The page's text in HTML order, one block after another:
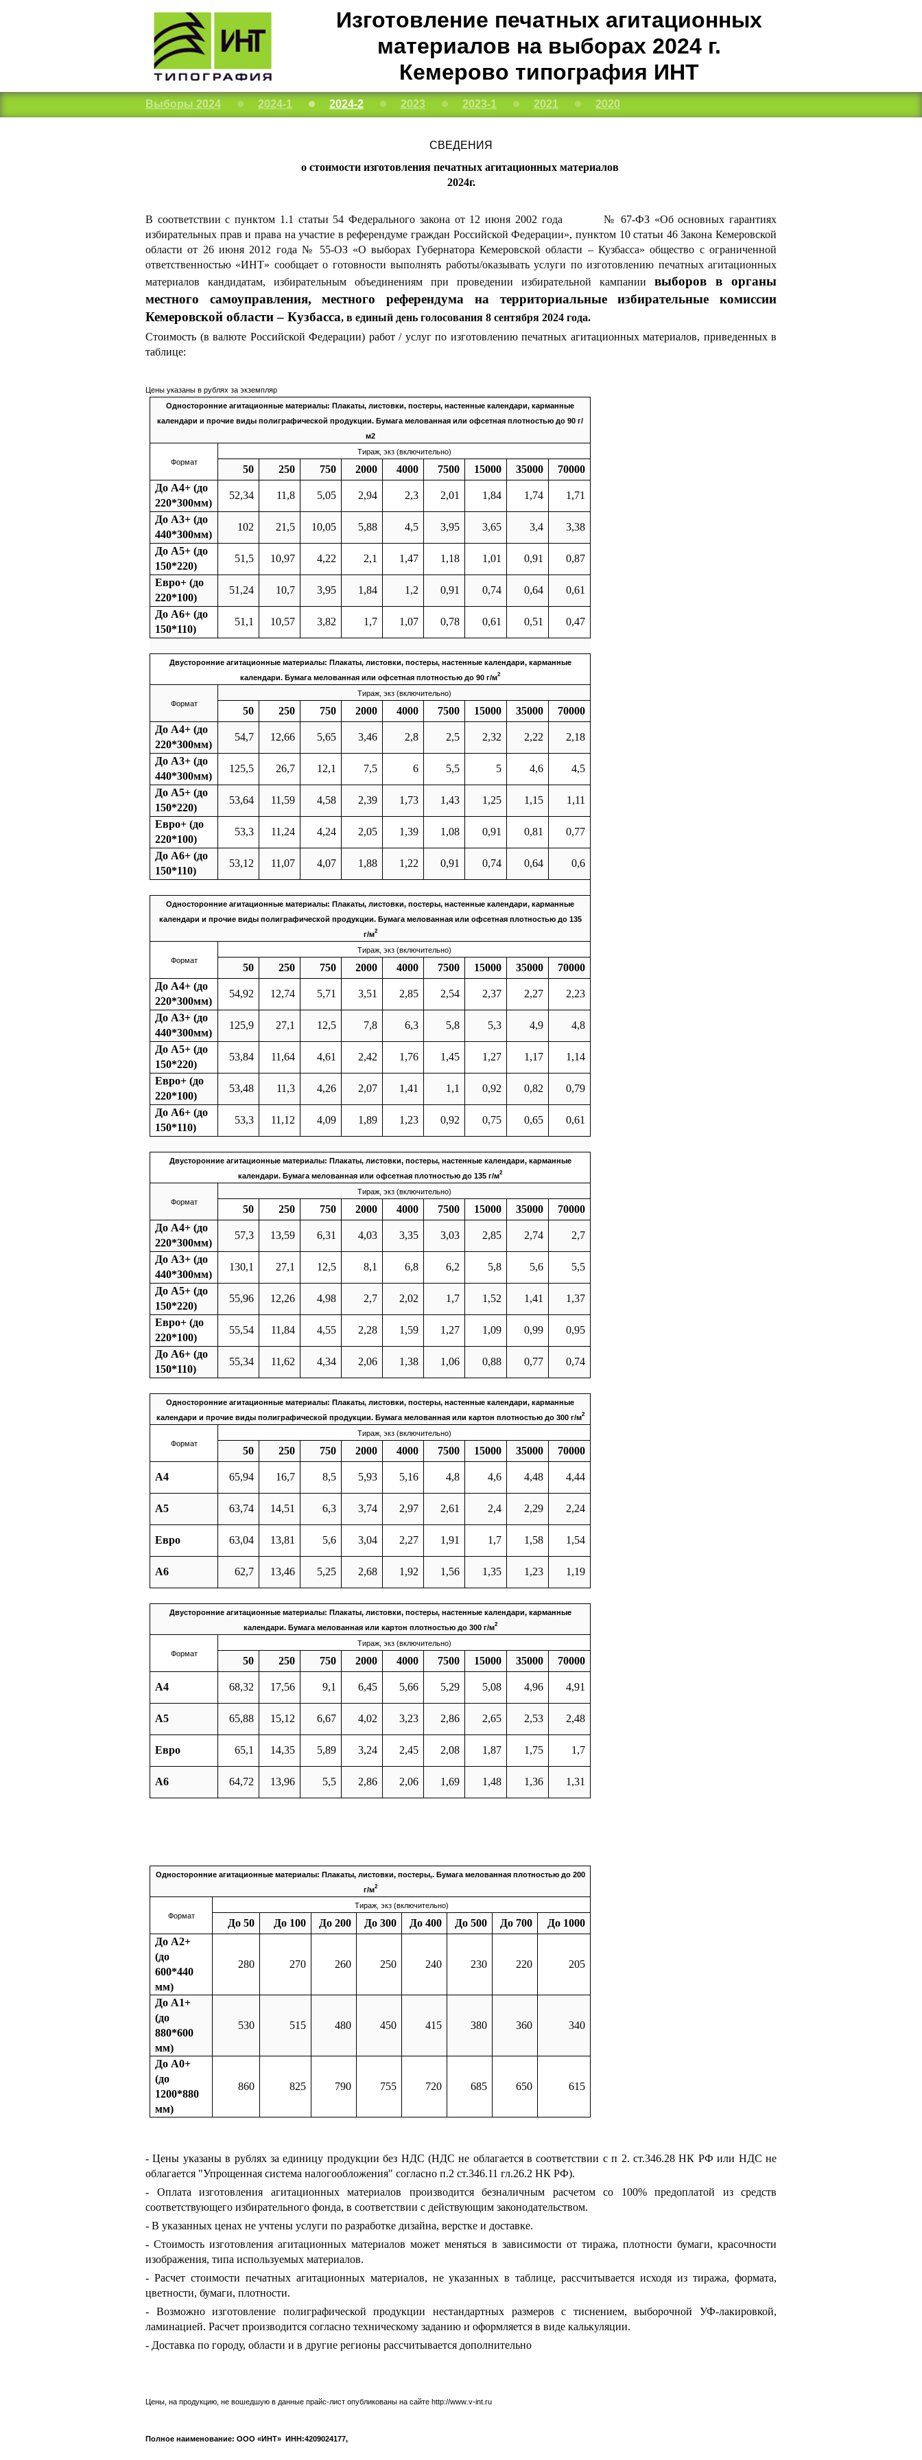
Изготовление печатных агитационных
материалов на выборах 2024 г.
Кемерово типография ИНТ
Выборы 2024 2024-1 2024-2 2023 2023-1 2021 2020
СВЕДЕНИЯ
о стоимости изготовления печатных агитационных материалов
2024г.
В соответствии с пунктом 1.1 статьи 54 Федерального закона от 12 июня 2002 года № 67-ФЗ «Об основных гарантиях
избирательных прав и права на участие в референдуме граждан Российской Федерации», пунктом 10 статьи 46 Закона Кемеровской
области от 26 июня 2012 года № 55-ОЗ «О выборах Губернатора Кемеровской области – Кузбасса» общество с ограниченной
ответственностью «ИНТ» сообщает о готовности выполнять работы/оказывать услуги по изготовлению печатных агитационных
материалов кандидатам, избирательным объединениям при проведении избирательной кампании выборов в органы
местного самоуправления, местного референдума на территориальные избирательные комиссии
Кемеровской области – Кузбасса, в единый день голосования 8 сентября 2024 года.
Стоимость (в валюте Российской Федерации) работ / услуг по изготовлению печатных агитационных материалов, приведенных в
таблице:
Цены указаны в рублях за экземпляр
Односторонние агитационные материалы: Плакаты, листовки, постеры, настенные календари, карманные
календари и прочие виды полиграфической продукции. Бумага мелованная или офсетная плотностью до 90 г/
м2
Формат
Тираж, экз (включительно)
50 250 750 2000 4000 7500 15000 35000
70000
До А4+ (до
220*300мм)
52,34 11,8 5,05 2,94 2,3 2,01 1,84 1,74 1,71
До А3+ (до
440*300мм)
102 21,5 10,05 5,88 4,5 3,95 3,65 3,4 3,38
До А5+ (до
150*220)
51,5 10,97 4,22 2,1 1,47 1,18 1,01 0,91 0,87
Евро+ (до
220*100)
51,24 10,7 3,95 1,84 1,2 0,91 0,74 0,64 0,61
До А6+ (до
150*110)
51,1 10,57 3,82 1,7 1,07 0,78 0,61 0,51 0,47
Двусторонние агитационные материалы: Плакаты, листовки, постеры, настенные календари, карманные
календари. Бумага мелованная или офсетная плотностью до 90 г/м2
Формат
Тираж, экз (включительно)
50 250 750 2000 4000 7500 15000 35000
70000
До А4+ (до
220*300мм)
54,7 12,66 5,65 3,46 2,8 2,5 2,32 2,22 2,18
До А3+ (до
440*300мм)
125,5 26,7 12,1 7,5 6 5,5 5 4,6 4,5
До А5+ (до
150*220)
53,64 11,59 4,58 2,39 1,73 1,43 1,25 1,15 1,11
Евро+ (до
220*100)
53,3 11,24 4,24 2,05 1,39 1,08 0,91 0,81 0,77
До А6+ (до
150*110)
53,12 11,07 4,07 1,88 1,22 0,91 0,74 0,64 0,6
Односторонние агитационные материалы: Плакаты, листовки, постеры, настенные календари, карманные
календари и прочие виды полиграфической продукции. Бумага мелованная или офсетная плотностью до 135
г/м2
Формат
Тираж, экз (включительно)
50 250 750 2000 4000 7500 15000 35000
70000
До А4+ (до
220*300мм)
54,92 12,74 5,71 3,51 2,85 2,54 2,37 2,27 2,23
До А3+ (до
440*300мм)
125,9 27,1 12,5 7,8 6,3 5,8 5,3 4,9 4,8
До А5+ (до
150*220)
53,84 11,64 4,61 2,42 1,76 1,45 1,27 1,17 1,14
Евро+ (до
220*100)
53,48 11,3 4,26 2,07 1,41 1,1 0,92 0,82 0,79
До А6+ (до
150*110)
53,3 11,12 4,09 1,89 1,23 0,92 0,75 0,65 0,61
Двусторонние агитационные материалы: Плакаты, листовки, постеры, настенные календари, карманные
календари. Бумага мелованная или офсетная плотностью до 135 г/м2
Формат
Тираж, экз (включительно)
50 250 750 2000 4000 7500 15000 35000
70000
До А4+ (до
220*300мм)
57,3 13,59 6,31 4,03 3,35 3,03 2,85 2,74 2,7
До А3+ (до
440*300мм)
130,1 27,1 12,5 8,1 6,8 6,2 5,8 5,6 5,5
До А5+ (до
150*220)
55,96 12,26 4,98 2,7 2,02 1,7 1,52 1,41 1,37
Евро+ (до
220*100)
55,54 11,84 4,55 2,28 1,59 1,27 1,09 0,99 0,95
До А6+ (до
150*110)
55,34 11,62 4,34 2,06 1,38 1,06 0,88 0,77 0,74
Односторонние агитационные материалы: Плакаты, листовки, постеры, настенные календари, карманные
календари и прочие виды полиграфической продукции. Бумага мелованная или картон плотностью до 300 г/м2
Формат
Тираж, экз (включительно)
50 250 750 2000 4000 7500 15000 35000 70000
А4 65,94 16,7 8,5 5,93 5,16 4,8 4,6 4,48 4,44
А5 63,74 14,51 6,3 3,74 2,97 2,61 2,4 2,29 2,24
Евро 63,04 13,81 5,6 3,04 2,27 1,91 1,7 1,58 1,54
А6 62,7 13,46 5,25 2,68 1,92 1,56 1,35 1,23 1,19
Двусторонние агитационные материалы: Плакаты, листовки, постеры, настенные календари, карманные
календари. Бумага мелованная или картон плотностью до 300 г/м2
Формат
Тираж, экз (включительно)
50 250 750 2000 4000 7500 15000 35000 70000
А4 68,32 17,56 9,1 6,45 5,66 5,29 5,08 4,96 4,91
А5 65,88 15,12 6,67 4,02 3,23 2,86 2,65 2,53 2,48
Евро 65,1 14,35 5,89 3,24 2,45 2,08 1,87 1,75 1,7
А6 64,72 13,96 5,5 2,86 2,06 1,69 1,48 1,36 1,31
Односторонние агитационные материалы: Плакаты, листовки, постеры,. Бумага мелованная плотностью до 200
г/м2
Формат
Тираж, экз (включительно)
До 50 До 100 До 200 До 300 До 400 До 500 До 700
До 1000
До А2+
(до
600*440
мм)
280 270 260 250 240 230 220 205
До А1+
(до
880*600
мм)
530 515 480 450 415 380 360 340
До А0+
(до
1200*880
мм)
860 825 790 755 720 685 650 615
- Цены указаны в рублях за единицу продукции без НДС (НДС не облагается в соответствии с п 2. ст.346.28 НК РФ или НДС не
облагается "Упрощенная система налогообложения" согласно п.2 ст.346.11 гл.26.2 НК РФ).
- Оплата изготовления агитационных материалов производится безналичным расчетом со 100% предоплатой из средств
соответствующего избирательного фонда, в соответствии с действующим законодательством.
- В указанных ценах не учтены услуги по разработке дизайна, верстке и доставке.
- Стоимость изготовления агитационных материалов может меняться в зависимости от тиража, плотности бумаги, красочности
изображения, типа используемых материалов.
- Расчет стоимости печатных агитационных материалов, не указанных в таблице, рассчитывается исходя из тиража, формата,
цветности, бумаги, плотности.
- Возможно изготовление полиграфической продукции нестандартных размеров с тиснением, выборочной УФ-лакировкой,
ламинацией. Расчет производится согласно техническому заданию и оформляется в виде калькуляции.
- Доставка по городу, области и в другие регионы рассчитывается дополнительно
Цены, на продукцию, не вошедшую в данные прайс-лист опубликованы на сайте http://www v-int ru
Полное наименование: ООО «ИНТ» ИНН:4209024177,